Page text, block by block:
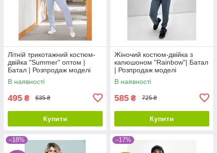
Літній трикотажний костюм-
двійка "Summer" оптом |
Батал | Розпродаж моделі
В наявності
495 ₴ 635 ₴
Купити
Жіночий костюм-двійка з
капюшоном "Rainbow"| Батал
| Розпродаж моделі
В наявності
585 ₴ 725 ₴
Купити
–18% –17%